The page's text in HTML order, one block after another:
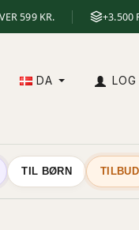
599 KR. +3.500
DA
TIL BØRN TILBUD